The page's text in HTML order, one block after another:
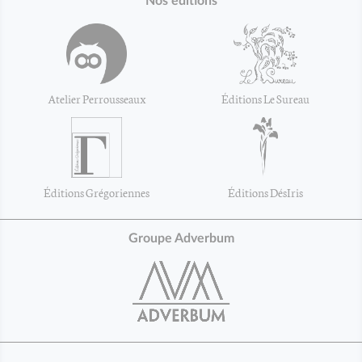
Atelier Perrousseaux Éditions Le Sureau
Éditions Grégoriennes Éditions DésIris
Groupe Adverbum